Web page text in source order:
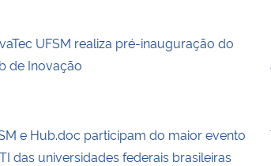
UFSM realiza pré-inauguração do
de Inovação
e Hub.doc participam do maior evento
das universidades federais brasileiras